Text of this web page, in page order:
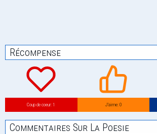
Récompense
Coup de coeur: 1 J’aime: 0
Commentaires Sur La Poesie